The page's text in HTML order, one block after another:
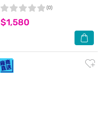
(Cupro158-006)_S
$1,580
(0)